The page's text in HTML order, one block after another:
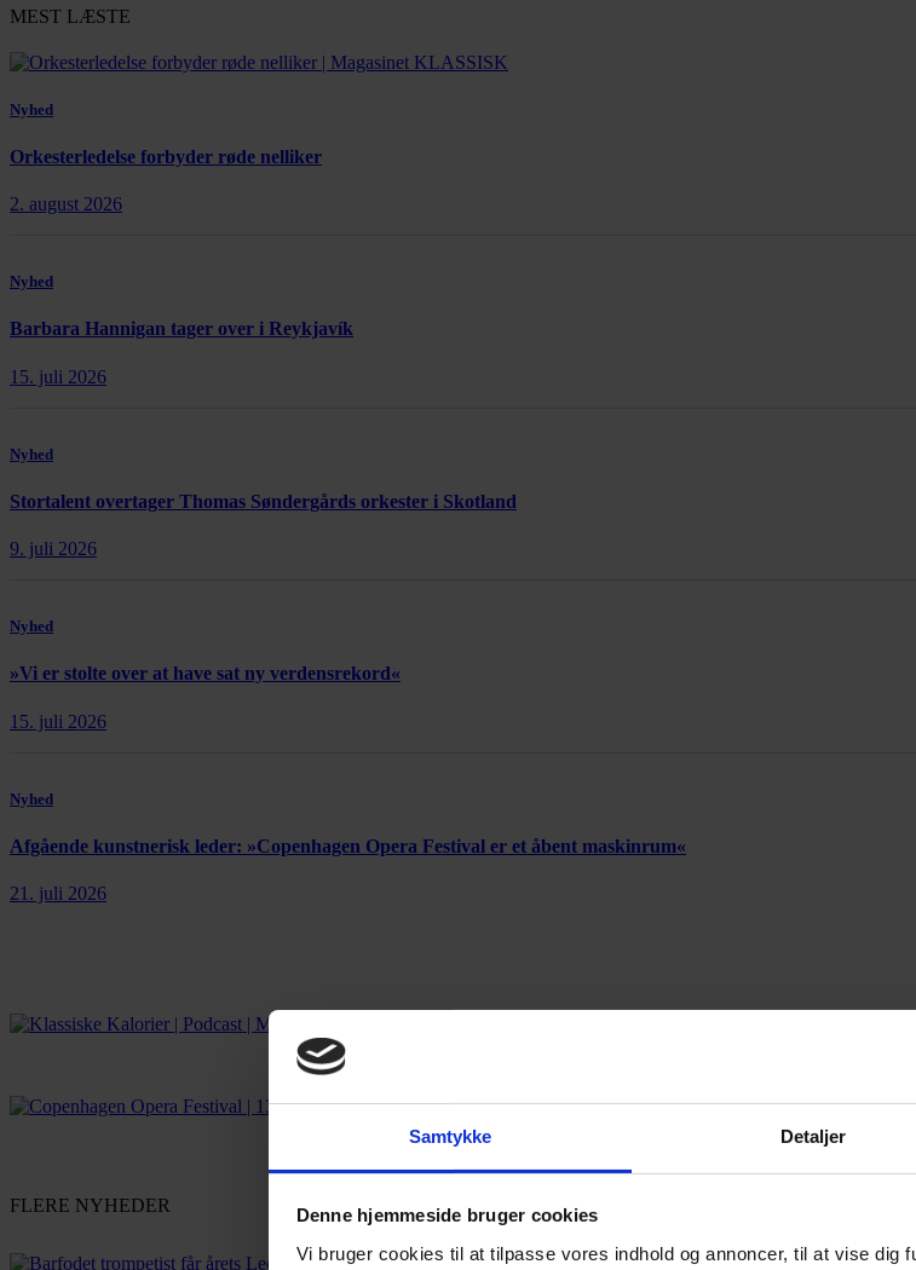
Samtykke Detaljer
Denne hjemmeside bruger cookies
Vi bruger cookies til at tilpasse vores indhold og annoncer, til at vise dig
MEST LÆSTE
Nyhed
Orkesterledelse forbyder røde nelliker
2. august 2026
Nyhed
Barbara Hannigan tager over i Reykjavík
15. juli 2026
Nyhed
Stortalent overtager Thomas Søndergårds orkester i Skotland
9. juli 2026
Nyhed
»Vi er stolte over at have sat ny verdensrekord«
15. juli 2026
Nyhed
Afgående kunstnerisk leder: »Copenhagen Opera Festival er et åbent maskinrum«
21. juli 2026
Annonce
FLERE NYHEDER